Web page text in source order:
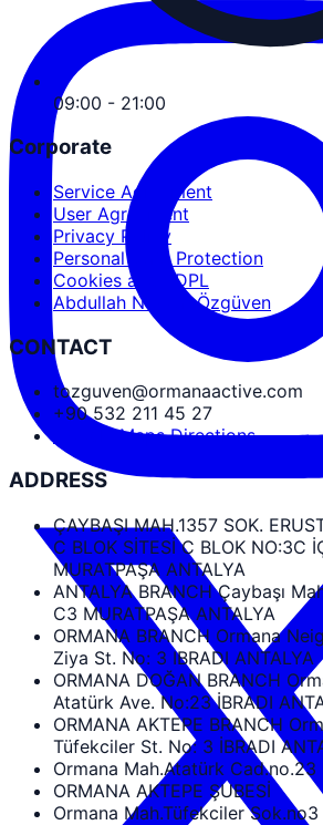
09:00 - 21:00
Corporate
Service Agreement
User Agreement
Privacy Policy
Personal Data Protection
Cookies and PDPL
Abdullah Nevzat Özgüven
CONTACT
tozguven@ormanaactive.com
+90 532 211 45 27
Google Maps Directions
ADDRESS
ÇAYBAŞI MAH.1357 SOK.
C BLOK SİTESİ C BLOK NO:3C
MURATPAŞA ANTALYA
ANTALYA BRANCH Çaybaşı
C3 MURATPAŞA ANTALYA
ORMANA BRANCH Ormana
Ziya St. No: 3 IBRADI ANTALYA
ORMANA DOĞAN BRANCH
Atatürk Ave. No:23 İBRADI
ORMANA AKTEPE BRANCH
Tüfekciler St. No: 3 İBRADI
Ormana Mah.Atatürk Cad.no.23
ORMANA AKTEPE ŞUBESİ
Ormana Mah.Tüfekciler Sok.no3